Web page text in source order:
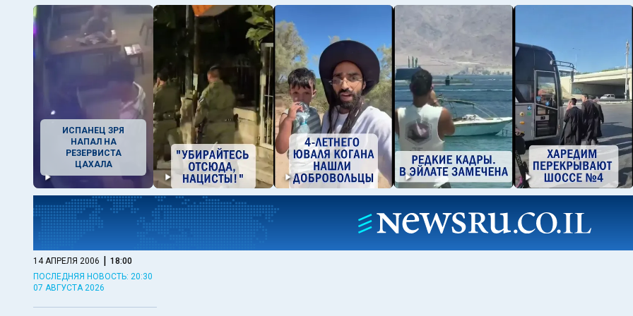
ИСПАНЕЦ ЗРЯ
НАПАЛ НА
РЕЗЕРВИСТА
ЦАХАЛА
14 АПРЕЛЯ 2006 | 18:00
ПОСЛЕДНЯЯ НОВОСТЬ: 20:30
07 АВГУСТА 2026